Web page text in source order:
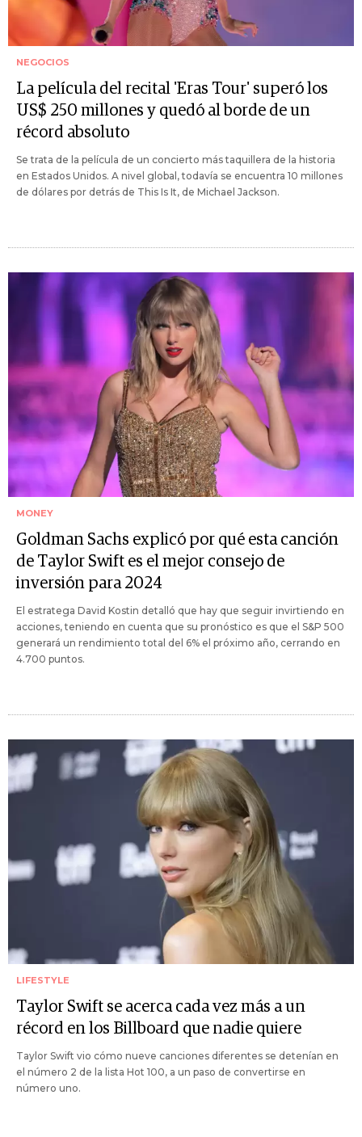
NEGOCIOS
La película del recital 'Eras Tour' superó los
US$ 250 millones y quedó al borde de un
récord absoluto
Se trata de la película de un concierto más taquillera de la historia
en Estados Unidos. A nivel global, todavía se encuentra 10 millones
de dólares por detrás de This Is It, de Michael Jackson.
MONEY
Goldman Sachs explicó por qué esta canción
de Taylor Swift es el mejor consejo de
inversión para 2024
El estratega David Kostin detalló que hay que seguir invirtiendo en
acciones, teniendo en cuenta que su pronóstico es que el S&P 500
generará un rendimiento total del 6% el próximo año, cerrando en
4.700 puntos.
LIFESTYLE
Taylor Swift se acerca cada vez más a un
récord en los Billboard que nadie quiere
Taylor Swift vio cómo nueve canciones diferentes se detenían en
el número 2 de la lista Hot 100, a un paso de convertirse en
número uno.